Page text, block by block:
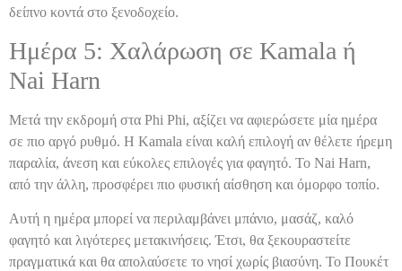
δείπνο κοντά στο ξενοδοχείο.
Ημέρα 5: Χαλάρωση σε Kamala ή
Nai Harn
Μετά την εκδρομή στα Phi Phi, αξίζει να αφιερώσετε μία ημέρα
σε πιο αργό ρυθμό. Η Kamala είναι καλή επιλογή αν θέλετε ήρεμη
παραλία, άνεση και εύκολες επιλογές για φαγητό. Το Nai Harn,
από την άλλη, προσφέρει πιο φυσική αίσθηση και όμορφο τοπίο.
Αυτή η ημέρα μπορεί να περιλαμβάνει μπάνιο, μασάζ, καλό
φαγητό και λιγότερες μετακινήσεις. Έτσι, θα ξεκουραστείτε
πραγματικά και θα απολαύσετε το νησί χωρίς βιασύνη. Το Πουκέτ